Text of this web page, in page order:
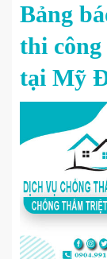
Bảng
thi
tại Mỹ